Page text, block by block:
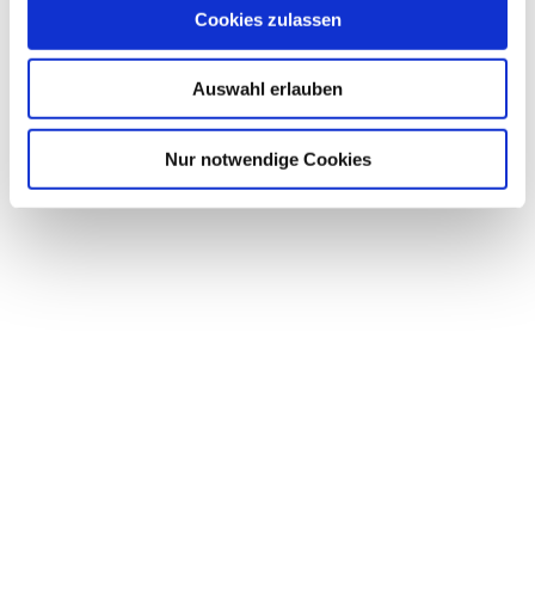
Cookies zulassen
Auswahl erlauben
Nur notwendige Cookies